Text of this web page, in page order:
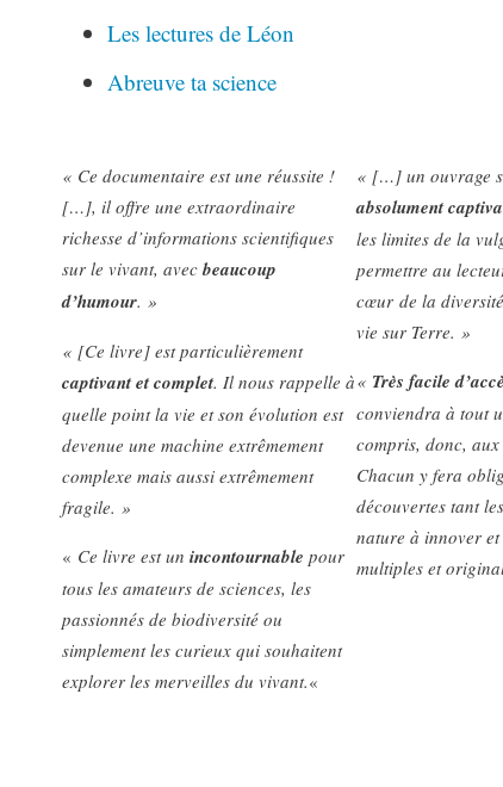
Les lectures de Léon
Abreuve ta science
« Ce documentaire est une réussite !
[…], il offre une extraordinaire
richesse d’informations scientifiques
sur le vivant, avec beaucoup
d’humour. »
« [Ce livre] est particulièrement
captivant et complet. Il nous rappelle à
quelle point la vie et son évolution est
devenue une machine extrêmement
complexe mais aussi extrêmement
fragile. »
« Ce livre est un incontournable pour
tous les amateurs de sciences, les
passionnés de biodiversité ou
simplement les curieux qui souhaitent
explorer les merveilles du vivant.«
« […] un ouvrage
absolument
les limites de la
permettre au
cœur de la
vie sur Terre. »
« Très facile
conviendra à tout
compris, donc,
Chacun y fera
découvertes tant
nature à innover et
multiples et